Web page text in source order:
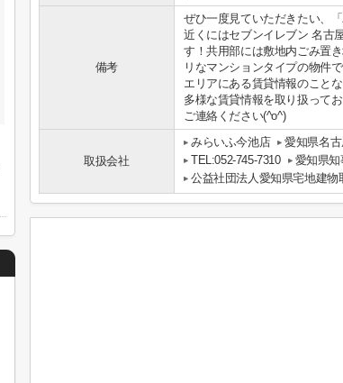
備考
ぜひ一度見ていただきたい、
近くにはセブンイレブン 名古
す！共用部には敷地内ごみ置
リなマンションタイプの物件
エリアにある賃貸情報のこと
多様な賃貸情報を取り扱って
ご連絡ください(^o^)
取扱会社
みらいふ今池店
愛知県名
TEL:052-745-7310
愛知県知
公益社団法人愛知県宅地建物